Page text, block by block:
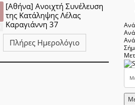
[Αθήνα] Ανοιχτή Συνέλευση
της Κατάληψης Λέλας
Καραγιάννη 37
Πλήρες Ημερολόγιο